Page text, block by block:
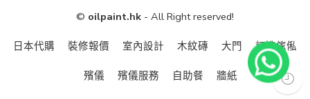
© oilpaint.hk - All Right reserved!
日本代購 裝修報價 室內設計 木紋磚 大門 訂造傢俬
殯儀 殯儀服務 自助餐 牆紙